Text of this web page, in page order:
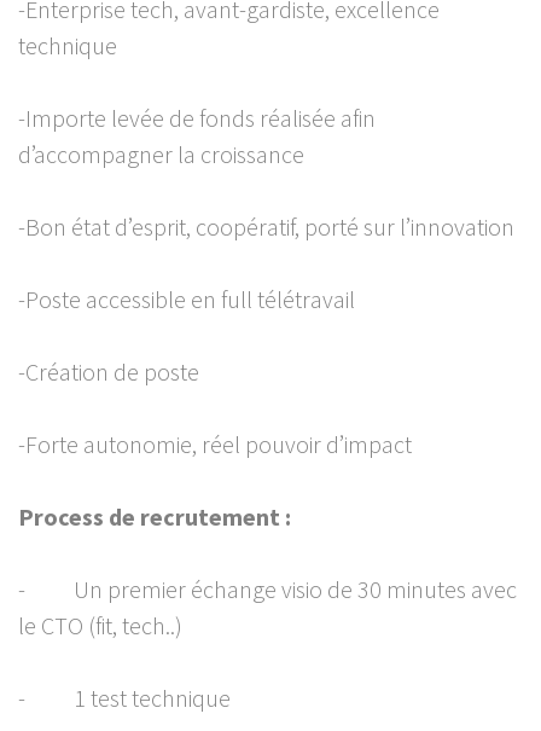
-Enterprise tech, avant-gardiste, excellence
technique
-Importe levée de fonds réalisée afin
d’accompagner la croissance
-Bon état d’esprit, coopératif, porté sur l’innovation
-Poste accessible en full télétravail
-Création de poste
-Forte autonomie, réel pouvoir d’impact
Process de recrutement :
- Un premier échange visio de 30 minutes avec
le CTO (fit, tech..)
- 1 test technique